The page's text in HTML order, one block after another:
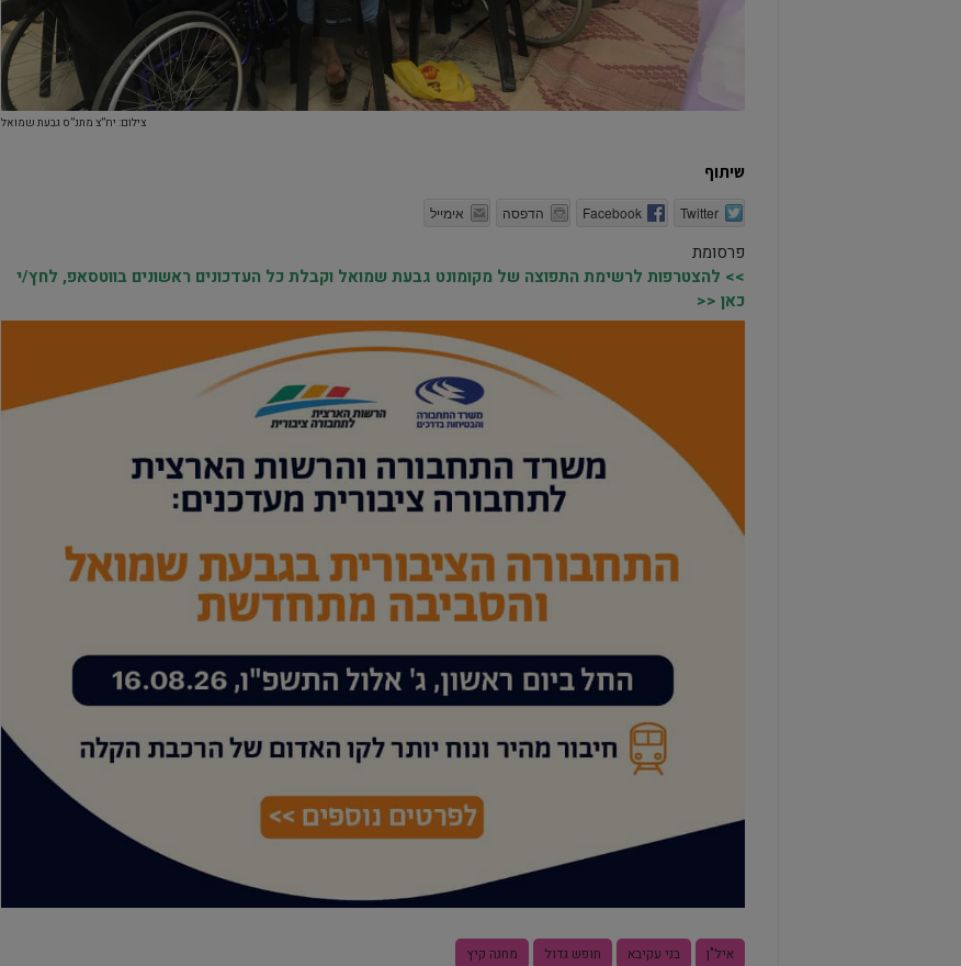
צילום: יח”צ מתנ”ס גבעת שמואל
שיתוף
Twitter
Facebook הדפסה אימייל
פרסומת
>> להצטרפות לרשימת התפוצה של מקומונט גבעת שמואל וקבלת כל העדכונים ראשונים בווטסאפ, לחץ/י
כאן <<
איל"ן בני עקיבא חופש גדול מחנה קיץ